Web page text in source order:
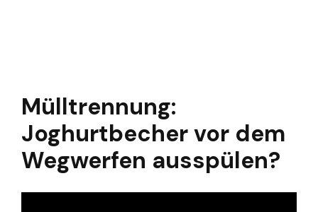
Mülltrennung:
Joghurtbecher vor dem
Wegwerfen ausspülen?